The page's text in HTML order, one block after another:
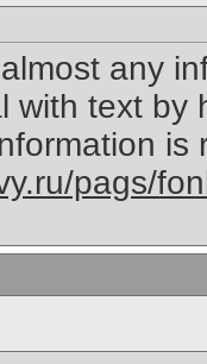
any
with text by
is
pags/